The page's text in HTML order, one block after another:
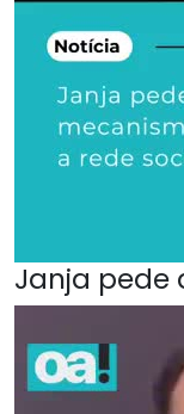
Janja pede